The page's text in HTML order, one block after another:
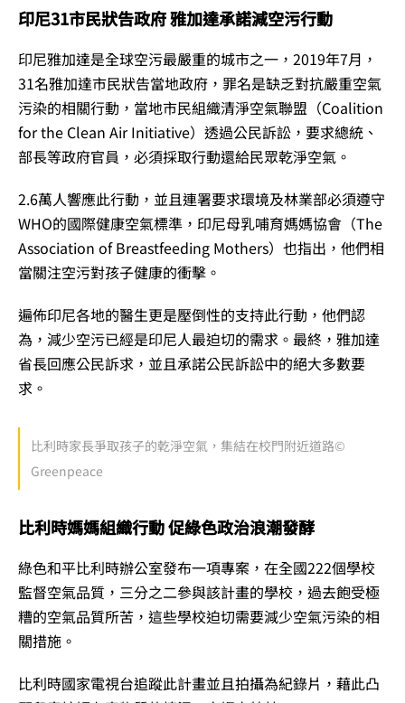
印尼31市民狀告政府 雅加達承諾減空污行動
印尼雅加達是全球空污最嚴重的城市之一，2019年7月，
31名雅加達市民狀告當地政府，罪名是缺乏對抗嚴重空氣
污染的相關行動，當地市民組織清淨空氣聯盟（Coalition
for the Clean Air Initiative）透過公民訴訟，要求總統、
部長等政府官員，必須採取行動還給民眾乾淨空氣。
2.6萬人響應此行動，並且連署要求環境及林業部必須遵守
WHO的國際健康空氣標準，印尼母乳哺育媽媽協會（The
Association of Breastfeeding Mothers）也指出，他們相
當關注空污對孩子健康的衝擊。
遍佈印尼各地的醫生更是壓倒性的支持此行動，他們認
為，減少空污已經是印尼人最迫切的需求。最終，雅加達
省長回應公民訴求，並且承諾公民訴訟中的絕大多數要
求。
比利時家長爭取孩子的乾淨空氣，集結在校門附近道路©
Greenpeace
比利時媽媽組織行動 促綠色政治浪潮發酵
綠色和平比利時辦公室發布一項專案，在全國222個學校
監督空氣品質，三分之二參與該計畫的學校，過去飽受極
糟的空氣品質所苦，這些學校迫切需要減少空氣污染的相
關措施。
比利時國家電視台追蹤此計畫並且拍攝為紀錄片，藉此凸